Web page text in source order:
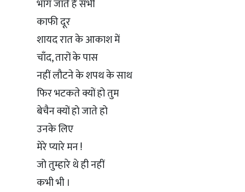
भाग जाते हैं सभी
काफी दूर
शायद रात के आकाश में
चाँद, तारों के पास
नहीं लौटने के शपथ के साथ
फिर भटकते क्यों हो तुम
बेचैन क्यों हो जाते हो
उनके लिए
मेरे प्यारे मन !
जो तुम्हारे थे ही नहीं
कभी भी ।